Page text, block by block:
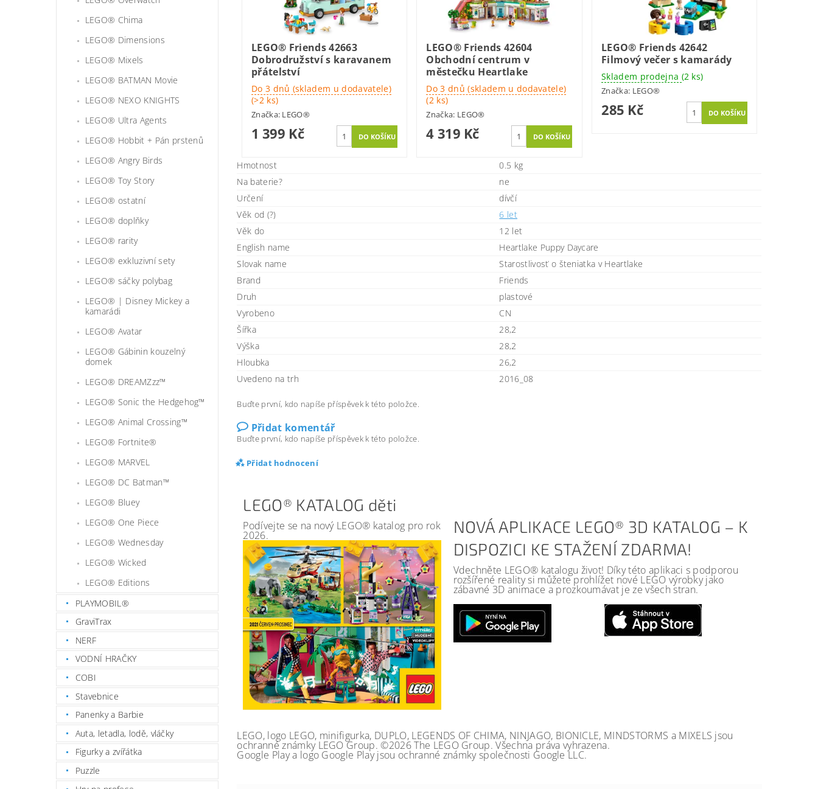
LEGO® Chima
LEGO® Dimensions
LEGO® Mixels
LEGO® BATMAN Movie
LEGO® NEXO KNIGHTS
LEGO® Ultra Agents
LEGO® Hobbit + Pán prstenů
LEGO® Angry Birds
LEGO® Toy Story
LEGO® ostatní
LEGO® doplňky
LEGO® rarity
LEGO® exkluzivní sety
LEGO® sáčky polybag
LEGO® | Disney Mickey a
kamarádi
LEGO® Avatar
LEGO® Gábinin kouzelný
domek
LEGO® DREAMZzz™
LEGO® Sonic the Hedgehog™
LEGO® Animal Crossing™
LEGO® Fortnite®
LEGO® MARVEL
LEGO® DC Batman™
LEGO® Bluey
LEGO® One Piece
LEGO® Wednesday
LEGO® Wicked
LEGO® Editions
PLAYMOBIL®
GraviTrax
NERF
VODNÍ HRAČKY
COBI
Stavebnice
Panenky a Barbie
Auta, letadla, lodě, vláčky
Figurky a zvířátka
Puzzle
LEGO® Friends 42663
Dobrodružství s karavanem
přátelství
Do 3 dnů (skladem u dodavatele)
(>2 ks)
Značka: LEGO®
1 399 Kč
LEGO® Friends 42604
Obchodní centrum v
městečku Heartlake
Do 3 dnů (skladem u dodavatele)
(2 ks)
Značka: LEGO®
4 319 Kč
LEGO® Friends 42642
Filmový večer s kamarády
Skladem prodejna (2 ks)
Značka: LEGO®
285 Kč
Hmotnost
0.5 kg
Na baterie?
ne
Určení
dívčí
Věk od (?)
6 let
Věk do
12 let
English name
Heartlake Puppy Daycare
Slovak name
Starostlivosť o šteniatka v Heartlake
Brand
Friends
Druh
plastové
Vyrobeno
CN
Šířka
28,2
Výška
28,2
Hloubka
26,2
Uvedeno na trh
2016_08
Buďte první, kdo napíše příspěvek k této položce.
Přidat komentář
Buďte první, kdo napíše příspěvek k této položce.
Přidat hodnocení
LEGO® KATALOG děti
Podívejte se na nový LEGO® katalog pro rok
2026.
NOVÁ APLIKACE LEGO® 3D KATALOG – K
DISPOZICI KE STAŽENÍ ZDARMA!
Vdechněte LEGO® katalogu život! Díky této aplikaci s podporou
rozšířené reality si můžete prohlížet nové LEGO výrobky jako
zábavné 3D animace a prozkoumávat je ze všech stran.
LEGO, logo LEGO, minifigurka, DUPLO, LEGENDS OF CHIMA, NINJAGO, BIONICLE, MINDSTORMS a MIXELS jsou
ochranné známky LEGO Group. ©2026 The LEGO Group. Všechna práva vyhrazena.
Google Play a logo Google Play jsou ochranné známky společnosti Google LLC.